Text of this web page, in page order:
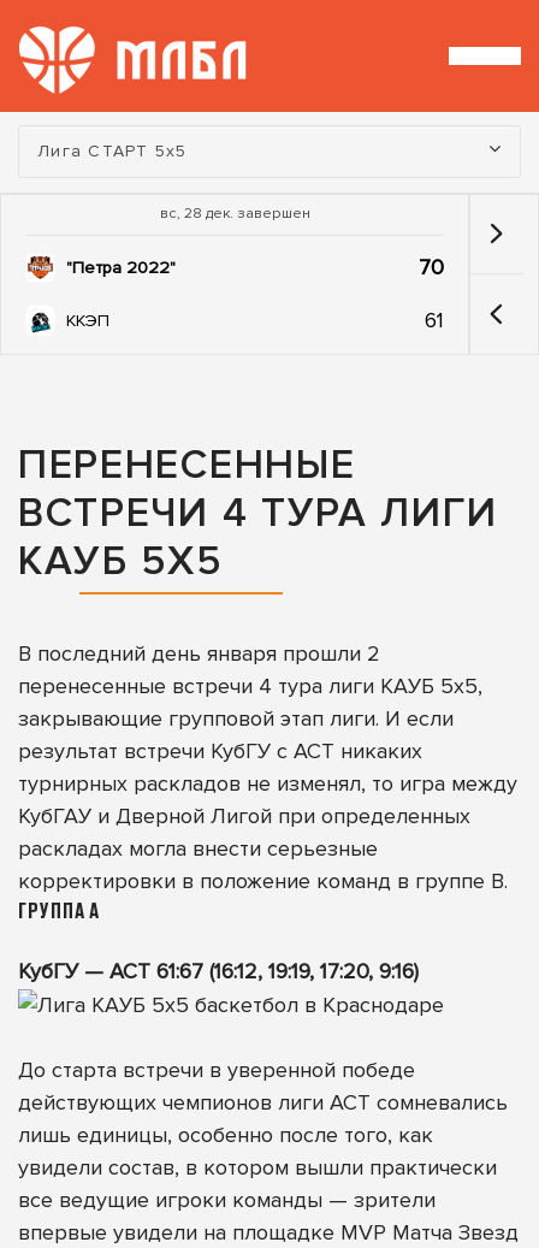
Турнир:
Лига СТАРТ 5х5
вс, 28 дек. завершен
"Петра 2022" 70
ККЭП 61
ПЕРЕНЕСЕННЫЕ
ВСТРЕЧИ 4 ТУРА ЛИГИ
КАУБ 5Х5
В последний день января прошли 2
перенесенные встречи 4 тура лиги КАУБ 5х5,
закрывающие групповой этап лиги. И если
результат встречи КубГУ с АСТ никаких
турнирных раскладов не изменял, то игра между
КубГАУ и Дверной Лигой при определенных
раскладах могла внести серьезные
корректировки в положение команд в группе B.
ГРУППА А
КубГУ — АСТ 61:67 (16:12, 19:19, 17:20, 9:16)
До старта встречи в уверенной победе
действующих чемпионов лиги АСТ сомневались
лишь единицы, особенно после того, как
увидели состав, в котором вышли практически
все ведущие игроки команды — зрители
впервые увидели на площадке MVP Матча Звезд